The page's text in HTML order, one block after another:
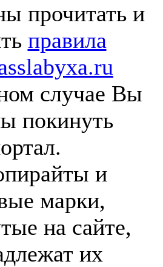
прочитать и
правила
случае Вы
покинуть
и
марки,
на сайте,
их